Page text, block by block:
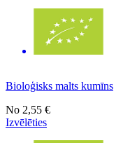
Bioloģisks malts kumīns
No 2,55 €
Izvēlēties